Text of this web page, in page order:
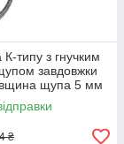
типу з гнучким
завдовжки
щупа 5 мм
1100 °C)
₴